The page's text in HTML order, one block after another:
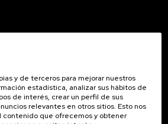
y de terceros para mejorar nuestros
estadística, analizar sus hábitos de
de interés, crear un perfil de sus
relevantes en otros sitios. Esto nos
contenido que ofrecemos y obtener